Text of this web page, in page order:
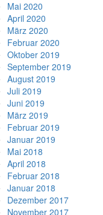
Mai 2020
April 2020
März 2020
Februar 2020
Oktober 2019
September 2019
August 2019
Juli 2019
Juni 2019
März 2019
Februar 2019
Januar 2019
Mai 2018
April 2018
Februar 2018
Januar 2018
Dezember 2017
November 2017